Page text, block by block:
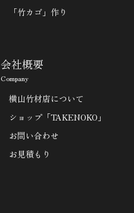
「竹カゴ」作り
会社概要
Company
横山竹材店について
ショップ「TAKENOKO」
お問い合わせ
お見積もり